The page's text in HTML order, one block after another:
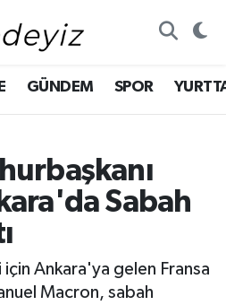
GÜNDEM SPOR
Sabah
Ankara'ya gelen Fransa
Macron, sabah
Haritası
ve Fikstür